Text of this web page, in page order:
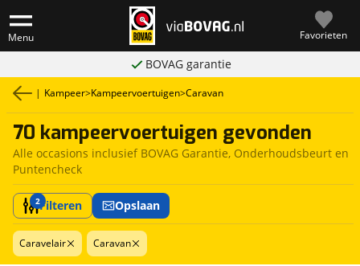
Menu Favorieten
BOVAG garantie
| Kampeer>Kampeervoertuigen>Caravan
70 kampeervoertuigen gevonden
Alle occasions inclusief BOVAG Garantie, Onderhoudsbeurt en
Puntencheck
2Filteren Opslaan
Caravelair Caravan